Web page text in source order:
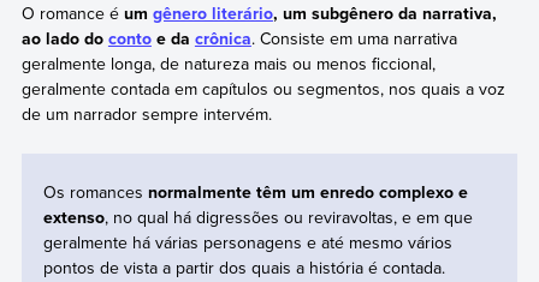
O romance é um gênero literário, um subgênero da narrativa,
ao lado do contoe da crônica. Consiste em uma narrativa
geralmente longa, de natureza mais ou menos ficcional,
geralmente contada em capítulos ou segmentos, nos quais a voz
de um narrador sempre intervém.
Os romances normalmente têm um enredo complexo e
extenso, no qual há digressões ou reviravoltas, e em que
geralmente há várias personagens e até mesmo vários
pontos de vista a partir dos quais a história é contada.